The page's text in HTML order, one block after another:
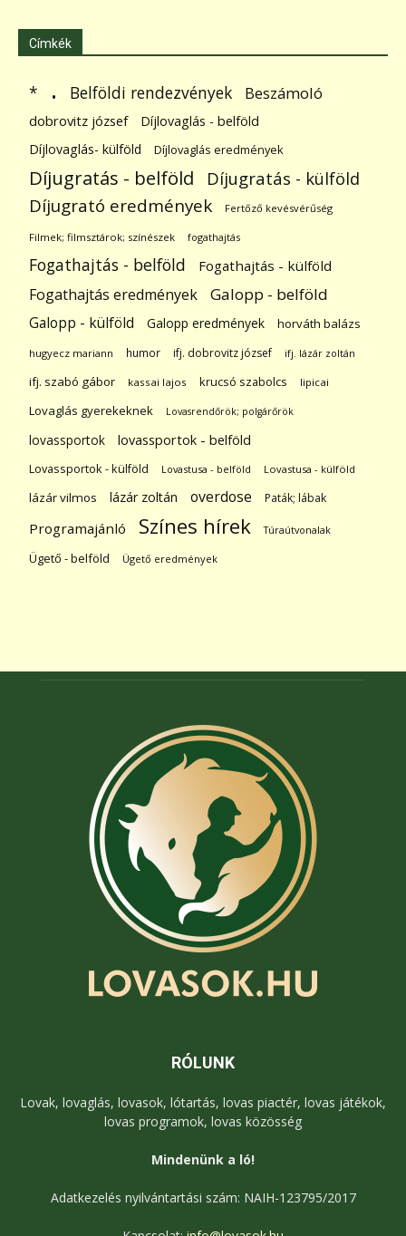
Címkék
* . Belföldi rendezvények Beszámoló
dobrovitz józsef
Díjlovaglás - belföld
Díjlovaglás- külföld
Díjlovaglás eredmények
Díjugratás - belföld Díjugratás - külföld
Díjugrató eredmények Fertőző kevésvérűség
Filmek; filmsztárok; színészek fogathajtás
Fogathajtás - belföld Fogathajtás - külföld
Fogathajtás eredmények Galopp - belföld
Galopp - külföld Galopp eredmények horváth balázs
hugyecz mariann humor ifj. dobrovitz józsef ifj. lázár zoltán
ifj. szabó gábor kassai lajos krucsó szabolcs lipicai
Lovaglás gyerekeknek Lovasrendőrök; polgárőrök
lovassportok lovassportok - belföld
Lovassportok - külföld Lovastusa - belföld Lovastusa - külföld
lázár vilmos lázár zoltán overdose Paták; lábak
Programajánló Színes hírek Túraútvonalak
Ügető - belföld Ügető eredmények
RÓLUNK
Lovak, lovaglás, lovasok, lótartás, lovas piactér, lovas játékok,
lovas programok, lovas közösség
Mindenünk a ló!
Adatkezelés nyilvántartási szám: NAIH-123795/2017